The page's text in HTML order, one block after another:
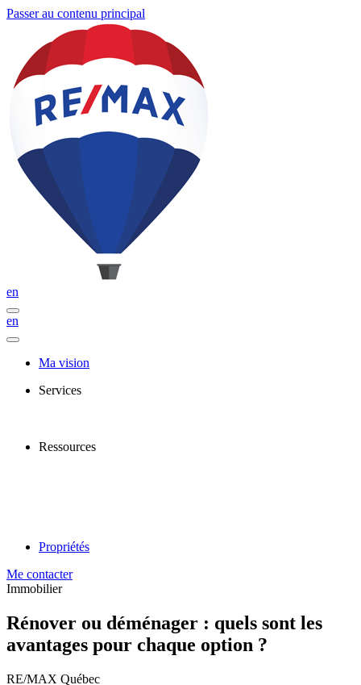
Passer au contenu principal
en
en
Ma vision
Services
Ressources
Propriétés
Me contacter
Immobilier
Rénover ou déménager : quels sont les
avantages pour chaque option ?
RE/MAX Québec